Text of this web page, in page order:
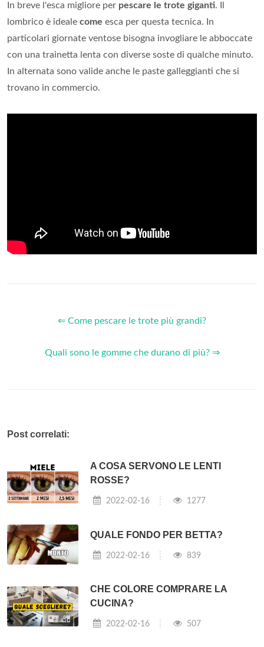
In breve l'esca migliore per pescare le trote giganti. Il
lombrico è ideale come esca per questa tecnica. In
particolari giornate ventose bisogna invogliare le abboccate
con una trainetta lenta con diverse soste di qualche minuto.
In alternata sono valide anche le paste galleggianti che si
trovano in commercio.
⇐ Come pescare le trote più grandi?
Quali sono le gomme che durano di più? ⇒
Post correlati:
A COSA SERVONO LE LENTI
ROSSE?
2022-02-16 1277
QUALE FONDO PER BETTA?
2022-02-16 839
CHE COLORE COMPRARE LA
CUCINA?
2022-02-16 507